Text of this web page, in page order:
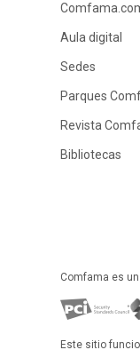
Aula digital
Sedes
Parques
Revista
Bibliotecas
Comfama es
Este sitio